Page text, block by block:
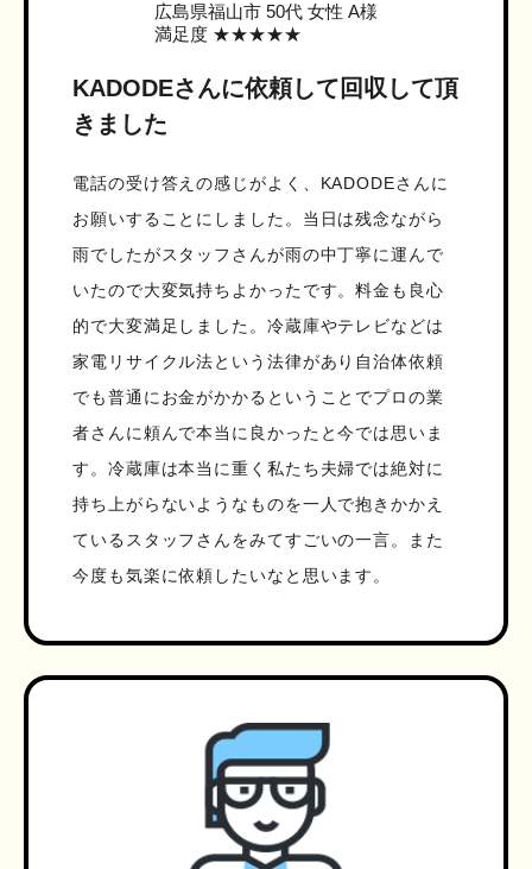
広島県福山市 50代 女性 A様
満足度 ★★★★★
KADODEさんに依頼して回収して頂
きました
電話の受け答えの感じがよく、KADODEさんに
お願いすることにしました。当日は残念ながら
雨でしたがスタッフさんが雨の中丁寧に運んで
いたので大変気持ちよかったです。料金も良心
的で大変満足しました。冷蔵庫やテレビなどは
家電リサイクル法という法律があり自治体依頼
でも普通にお金がかかるということでプロの業
者さんに頼んで本当に良かったと今では思いま
す。冷蔵庫は本当に重く私たち夫婦では絶対に
持ち上がらないようなものを一人で抱きかかえ
ているスタッフさんをみてすごいの一言。また
今度も気楽に依頼したいなと思います。